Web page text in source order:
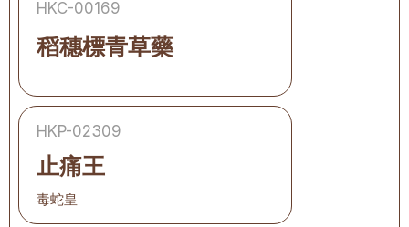
HKC-00169
稻穗標青草藥
HKP-02309
止痛王
毒蛇皇